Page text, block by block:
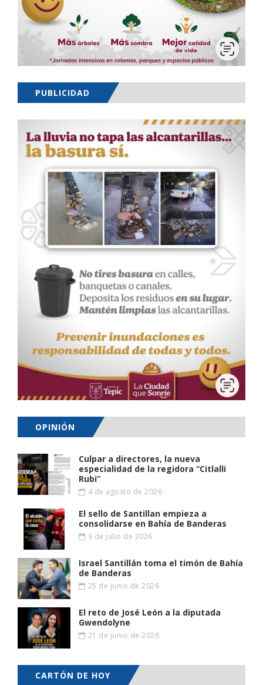
PUBLICIDAD
OPINIÓN
Culpar a directores, la nueva
especialidad de la regidora “Citlalli
Rubi”
4 de agosto de 2026
El sello de Santillan empieza a
consolidarse en Bahía de Banderas
9 de julio de 2026
Israel Santillán toma el timón de Bahía
de Banderas
25 de junio de 2026
El reto de José León a la diputada
Gwendolyne
21 de junio de 2026
CARTÓN DE HOY